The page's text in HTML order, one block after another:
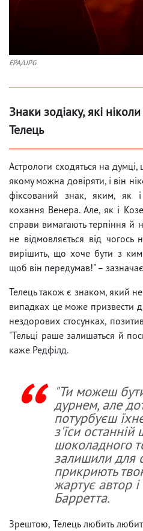
EPA/UPG
Знаки зодіаку, які
Телець
Астрологи сходяться на
якому можна довіряти, і він
фіксований знак, яким, як
кохання Венера. Але, як і
справи вимагають терпіння й
не відмовляється від
вирішить, що хоче бути з
щоб він передумав!" –
Телець також є знаком, який
випадках це може призвести
нездорових стосунках,
"Тельці раше залишаться й
каже Редфілд.
"Ти можеш
дурнем, але
потурбуєш
з'їси останній
шоколадного
залишили для
прикриють
жартує автор і
Барретта.
Зрештою, Телець любить